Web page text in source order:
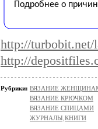
http://
http://
Рубрики: ВЯЗАНИЕ ЖЕНЩИНАМ/
ВЯЗАНИЕ КРЮЧКОМ
ВЯЗАНИЕ СПИЦАМИ
ЖУРНАЛЫ,КНИГИ